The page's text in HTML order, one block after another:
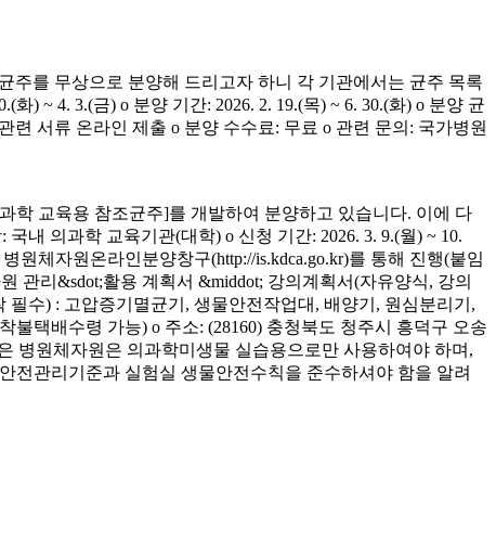
를 무상으로 분양해 드리고자 하니 각 기관에서는 균주 목록
) ~ 4. 3.(금) o 분양 기간: 2026. 2. 19.(목) ~ 6. 30.(화) o 분양 균
련 서류 온라인 제출 o 분양 수수료: 무료 o 관련 문의: 국가병원
학 교육용 참조균주]를 개발하여 분양하고 있습니다. 이에 다
내 의과학 교육기관(대학) o 신청 기간: 2026. 3. 9.(월) ~ 10.
원체자원온라인분양창구(http://is.kdca.go.kr)를 통해 진행(붙임
관리&sdot;활용 계획서 &middot; 강의계획서(자유양식, 강의
수) : 고압증기멸균기, 생물안전작업대, 배양기, 원심분리기,
불택배수령 가능) o 주소: (28160) 충청북도 청주시 흥덕구 오송
병원체자원은 의과학미생물 실습용으로만 사용하여야 하며,
전관리기준과 실험실 생물안전수칙을 준수하셔야 함을 알려